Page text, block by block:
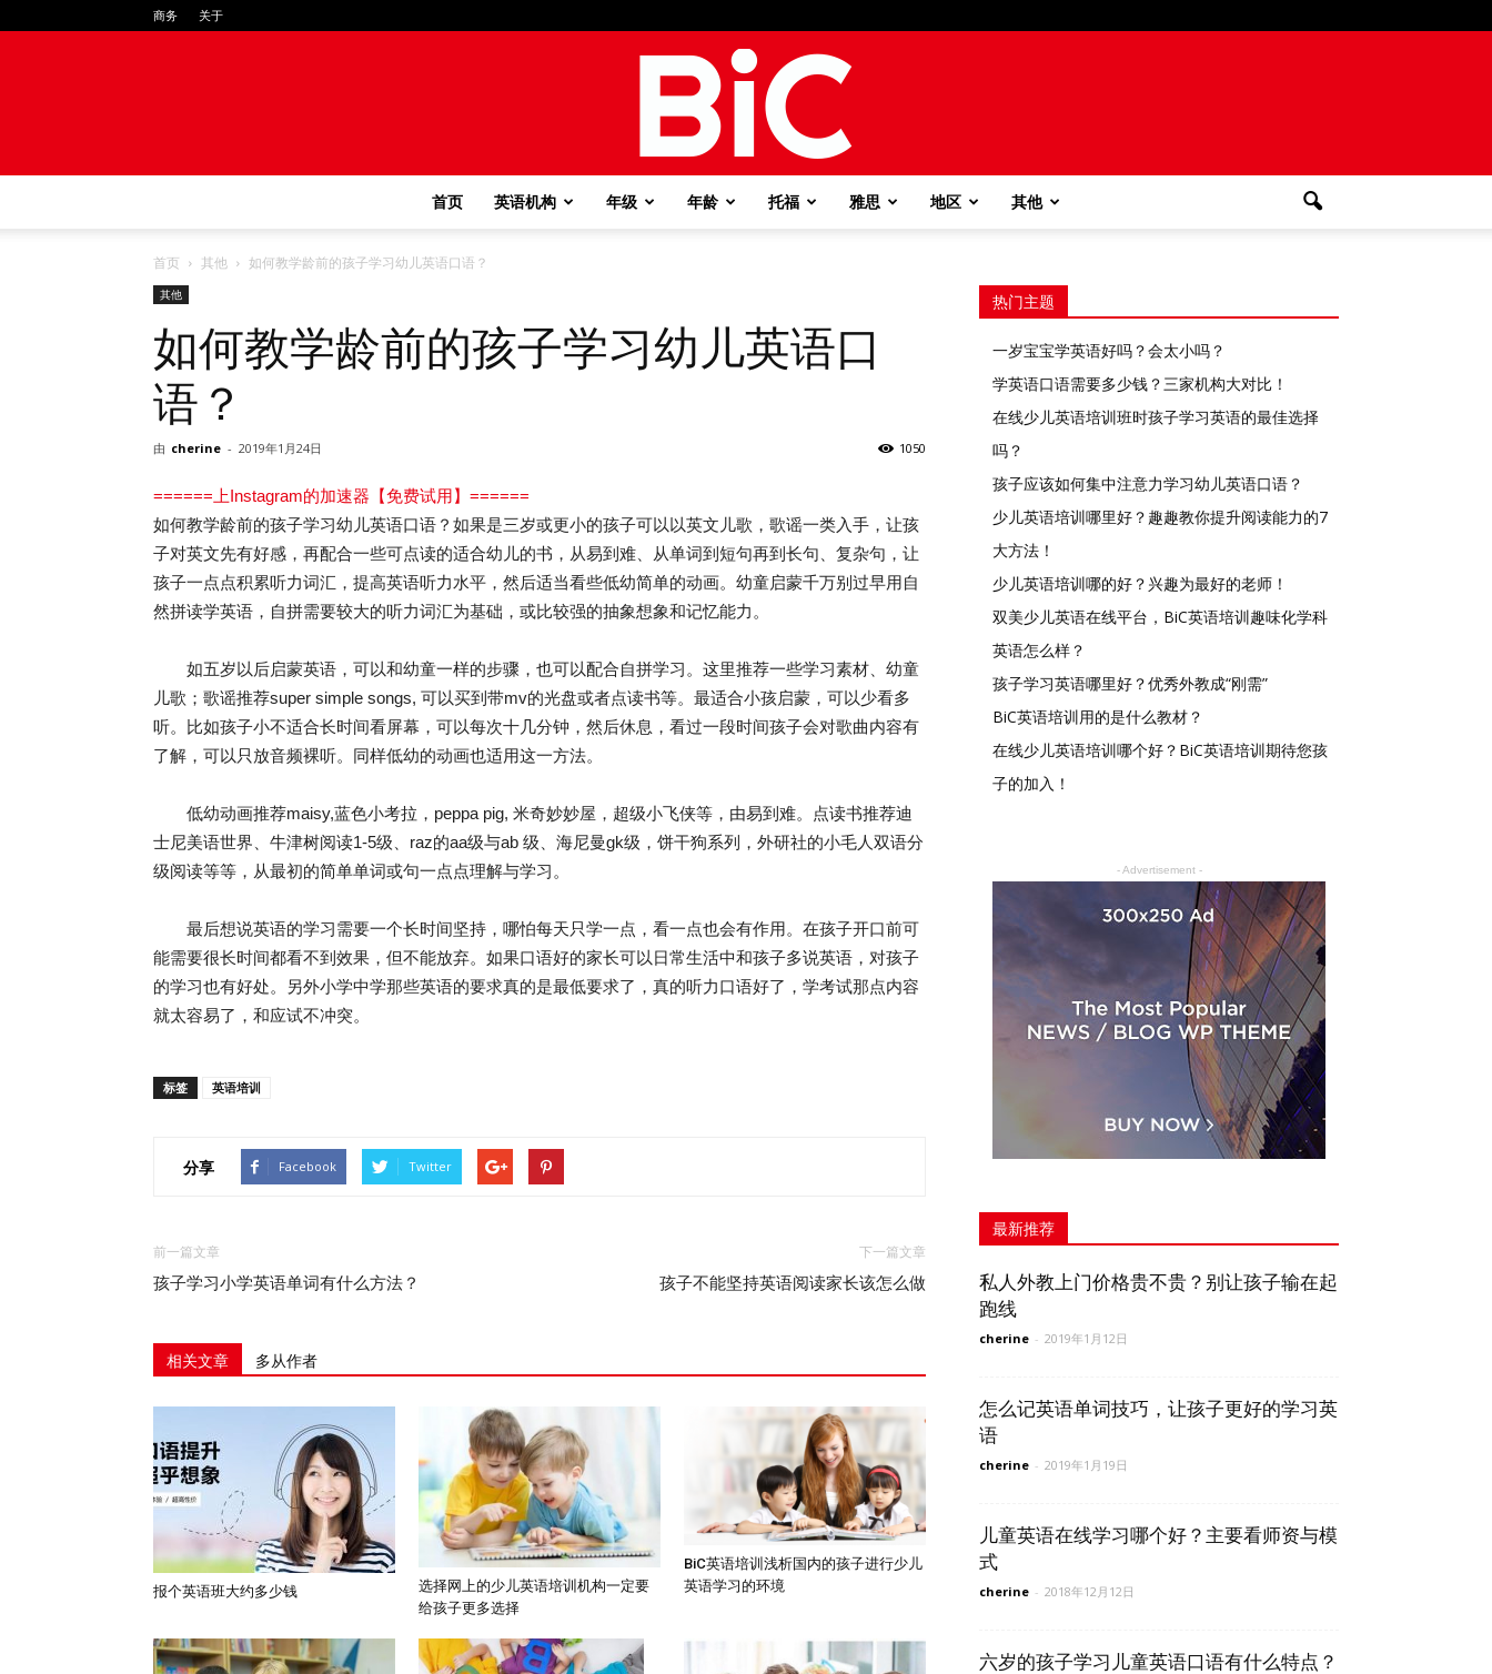
商务 关于
首页 英语机构 年级 年龄 托福 雅思 地区 其他
首页 其他 如何教学龄前的孩子学习幼儿英语口语？
其他
如何教学龄前的孩子学习幼儿英语口
语？
由 cherine - 2019年1月24日 1050
======上Instagram的加速器【免费试用】======
如何教学龄前的孩子学习幼儿英语口语？如果是三岁或更小的孩子可以以英文儿歌，歌谣一类入手，让孩
子对英文先有好感，再配合一些可点读的适合幼儿的书，从易到难、从单词到短句再到长句、复杂句，让
孩子一点点积累听力词汇，提高英语听力水平，然后适当看些低幼简单的动画。幼童启蒙千万别过早用自
然拼读学英语，自拼需要较大的听力词汇为基础，或比较强的抽象想象和记忆能力。
如五岁以后启蒙英语，可以和幼童一样的步骤，也可以配合自拼学习。这里推荐一些学习素材、幼童
儿歌；歌谣推荐super simple songs, 可以买到带mv的光盘或者点读书等。最适合小孩启蒙，可以少看多
听。比如孩子小不适合长时间看屏幕，可以每次十几分钟，然后休息，看过一段时间孩子会对歌曲内容有
了解，可以只放音频裸听。同样低幼的动画也适用这一方法。
低幼动画推荐maisy,蓝色小考拉，peppa pig, 米奇妙妙屋，超级小飞侠等，由易到难。点读书推荐迪
士尼美语世界、牛津树阅读1-5级、raz的aa级与ab 级、海尼曼gk级，饼干狗系列，外研社的小毛人双语分
级阅读等等，从最初的简单单词或句一点点理解与学习。
最后想说英语的学习需要一个长时间坚持，哪怕每天只学一点，看一点也会有作用。在孩子开口前可
能需要很长时间都看不到效果，但不能放弃。如果口语好的家长可以日常生活中和孩子多说英语，对孩子
的学习也有好处。另外小学中学那些英语的要求真的是最低要求了，真的听力口语好了，学考试那点内容
就太容易了，和应试不冲突。
标签 英语培训
分享 Facebook Twitter
前一篇文章
孩子学习小学英语单词有什么方法？
下一篇文章
孩子不能坚持英语阅读家长该怎么做
相关文章 多从作者
报个英语班大约多少钱
选择网上的少儿英语培训机构一定要
给孩子更多选择
BiC英语培训浅析国内的孩子进行少儿
英语学习的环境
热门主题
一岁宝宝学英语好吗？会太小吗？
学英语口语需要多少钱？三家机构大对比！
在线少儿英语培训班时孩子学习英语的最佳选择
吗？
孩子应该如何集中注意力学习幼儿英语口语？
少儿英语培训哪里好？趣趣教你提升阅读能力的7
大方法！
少儿英语培训哪的好？兴趣为最好的老师！
双美少儿英语在线平台，BiC英语培训趣味化学科
英语怎么样？
孩子学习英语哪里好？优秀外教成“刚需”
BiC英语培训用的是什么教材？
在线少儿英语培训哪个好？BiC英语培训期待您孩
子的加入！
- Advertisement -
最新推荐
私人外教上门价格贵不贵？别让孩子输在起
跑线
cherine - 2019年1月12日
怎么记英语单词技巧，让孩子更好的学习英
语
cherine - 2019年1月19日
儿童英语在线学习哪个好？主要看师资与模
式
cherine - 2018年12月12日
六岁的孩子学习儿童英语口语有什么特点？